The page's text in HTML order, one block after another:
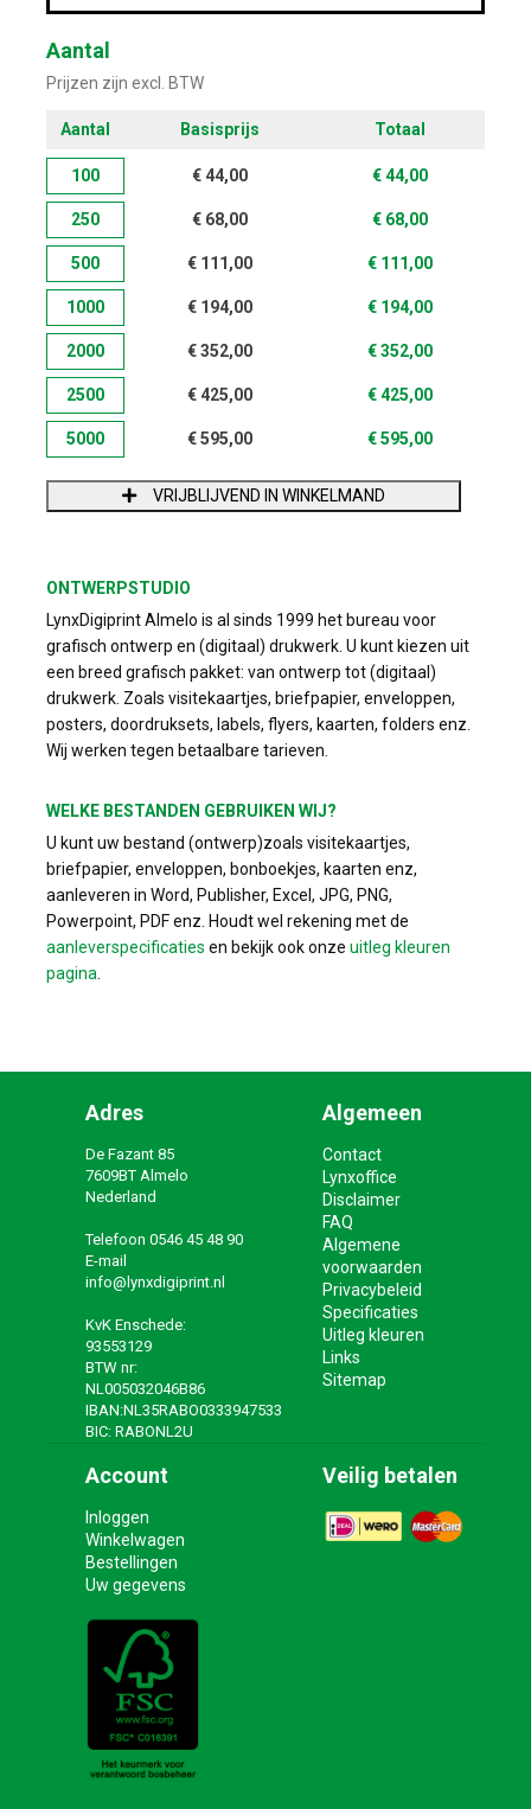
Aantal
Prijzen zijn excl. BTW
Aantal Basisprijs Totaal
100 € 44,00 € 44,00
250 € 68,00 € 68,00
500 € 111,00 € 111,00
1000 € 194,00 € 194,00
2000 € 352,00 € 352,00
2500 € 425,00 € 425,00
5000 € 595,00 € 595,00
VRIJBLIJVEND IN WINKELMAND
ONTWERPSTUDIO
LynxDigiprint Almelo is al sinds 1999 het bureau voor
grafisch ontwerp en (digitaal) drukwerk. U kunt kiezen uit
een breed grafisch pakket: van ontwerp tot (digitaal)
drukwerk. Zoals visitekaartjes, briefpapier, enveloppen,
posters, doordruksets, labels, flyers, kaarten, folders enz.
Wij werken tegen betaalbare tarieven.
WELKE BESTANDEN GEBRUIKEN WIJ?
U kunt uw bestand (ontwerp)zoals visitekaartjes,
briefpapier, enveloppen, bonboekjes, kaarten enz,
aanleveren in Word, Publisher, Excel, JPG, PNG,
Powerpoint, PDF enz. Houdt wel rekening met de
aanleverspecificaties en bekijk ook onze uitleg kleuren
pagina
Adres
De Fazant 85
7609BT Almelo
Nederland
Telefoon 0546 45 48 90
E-mail
info@lynxdigiprint.nl
KvK Enschede:
93553129
BTW nr:
NL005032046B86
IBAN:NL35RABO0333947533
BIC: RABONL2U
Algemeen
Contact
Lynxoffice
Disclaimer
FAQ
Algemene
voorwaarden
Privacybeleid
Specificaties
Uitleg kleuren
Links
Sitemap
Account
Inloggen
Winkelwagen
Bestellingen
Uw gegevens
Veilig betalen